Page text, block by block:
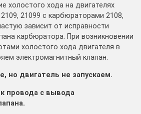
холостого хода на двигателях
21099 с карбюраторами 2108,
зависит от исправности
карбюратора. При возникновении
холостого хода двигателя в
электромагнитный клапан.
но двигатель не запускаем.
провода с вывода